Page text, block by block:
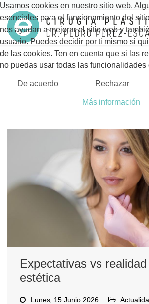
Expectativas vs
estética
Lunes, 15 Junio 2026
Usamos cookies en nuestro sitio web.
esenciales para el funcionamiento del
nos ayudan a mejorar el sitio web y
usuario. Puedes decidir por ti mismo si
de las cookies. Ten en cuenta que si las
no puedas usar todas las funcionalidades
De acuerdo Rechazar
Más información